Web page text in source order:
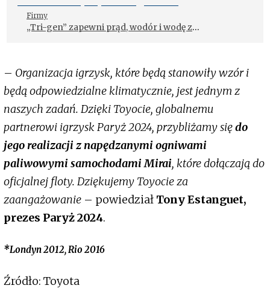
Firmy
„Tri-gen” zapewni prąd, wodór i wodę z
– Organizacja igrzysk, które będą stanowiły wzór i
będą odpowiedzialne klimatycznie, jest jednym z
naszych zadań. Dzięki Toyocie, globalnemu
partnerowi igrzysk Paryż 2024, przybliżamy siędo
jego realizacji z napędzanymi ogniwami
paliwowymi samochodami Mirai, które dołączają do
oficjalnej floty. Dziękujemy Toyocie za
zaangażowanie – powiedział Tony Estanguet,
prezes Paryż 2024.
*Londyn 2012, Rio 2016
Źródło: Toyota